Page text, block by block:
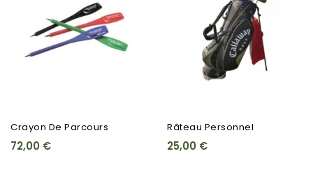
Crayon De Parcours
72,00 €
Râteau Personnel
25,00 €